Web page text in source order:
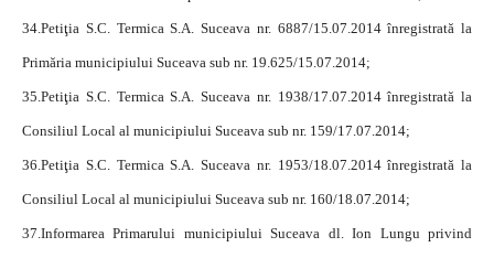
34.Petiţia S.C. Termica S.A. Suceava nr. 6887/15.07.2014 înregistrată la
Primăria municipiului Suceava sub nr. 19.625/15.07.2014;
35.Petiţia S.C. Termica S.A. Suceava nr. 1938/17.07.2014 înregistrată la
Consiliul Local al municipiului Suceava sub nr. 159/17.07.2014;
36.Petiţia S.C. Termica S.A. Suceava nr. 1953/18.07.2014 înregistrată la
Consiliul Local al municipiului Suceava sub nr. 160/18.07.2014;
37.Informarea Primarului municipiului Suceava dl. Ion Lungu privind